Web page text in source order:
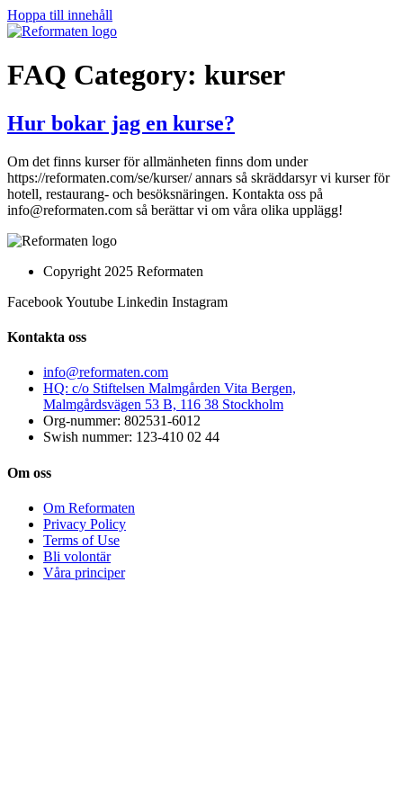
Hoppa till innehåll
FAQ Category: kurser
Hur bokar jag en kurse?
Om det finns kurser för allmänheten finns dom under
https://reformaten.com/se/kurser/ annars så skräddarsyr vi kurser för
hotell, restaurang- och besöksnäringen. Kontakta oss på
info@reformaten.com så berättar vi om våra olika upplägg!
Copyright 2025 Reformaten
FacebookYoutube Linkedin Instagram
Kontakta oss
info@reformaten.com​
HQ: c/o Stiftelsen Malmgården Vita Bergen,
Malmgårdsvägen 53 B, 116 38 Stockholm
Org-nummer: 802531-6012
Swish nummer: 123-410 02 44
Om oss
Om Reformaten
Privacy Policy
Terms of Use
Bli volontär
Våra principer